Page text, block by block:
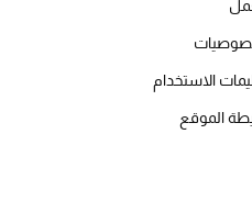
الاستخدام
الموقع